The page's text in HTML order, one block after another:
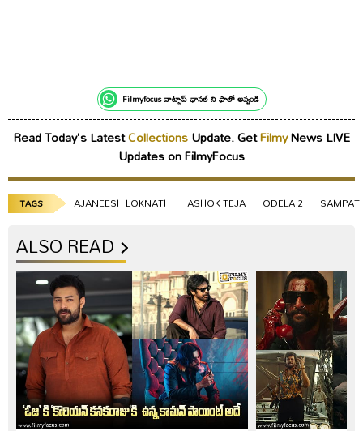
Filmyfocus వాట్సాప్ ఛానల్ ని ఫాలో అవ్వండి
Read Today's LatestCollectionsUpdate. GetFilmyNews LIVE
Updates on FilmyFocus
TAGS AJANEESH LOKNATH ASHOK TEJA ODELA 2
ALSO READ